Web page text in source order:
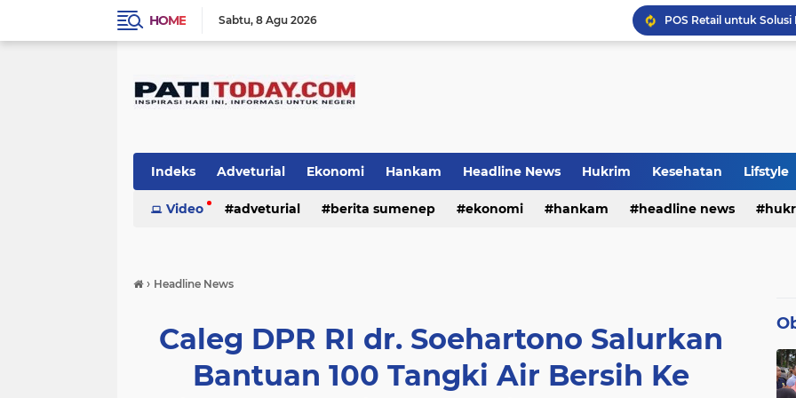
HOME Sabtu 8 Agu 2026
Pekerja BRI Region 6
POS Retail untuk Solusi
Indeks Adveturial Ekonomi Hankam Headline News Hukrim Kesehatan Lifstyle
Olah Raga Pemerintahan Pendidikan Peristiwa Politik Sosial Sosok
Video adveturial berita sumenep ekonomi hankam headline news
› Headline News
Caleg DPR RI dr. Soehartono Salurkan
Bantuan 100 Tangki Air Bersih Ke